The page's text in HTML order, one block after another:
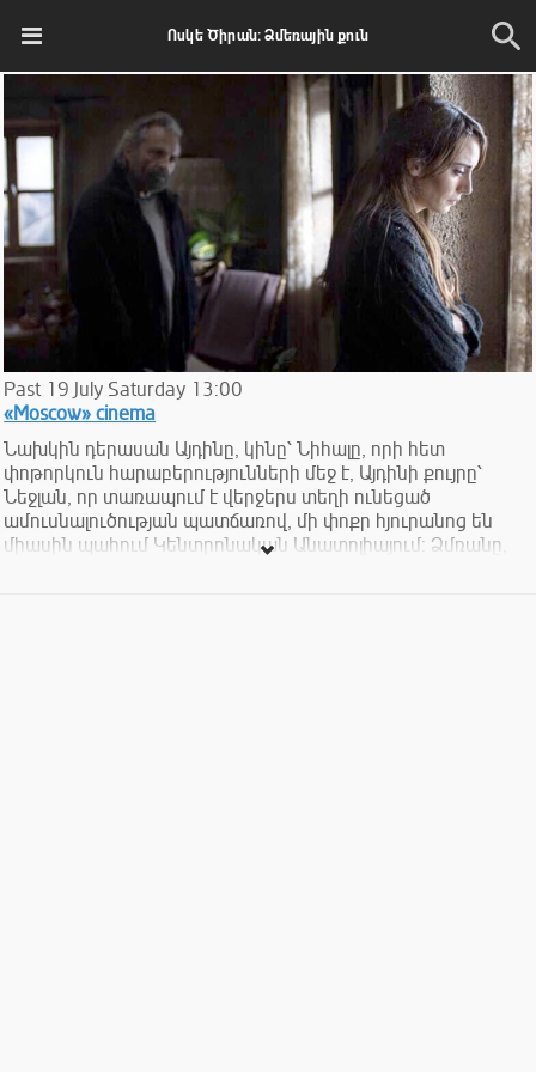
Ոսկե Ծիրան: Ձմեռային քուն
Past 19 July Saturday 13:00
«Moscow» cinema
Նախկին դերասան Այդինը, կինը՝ Նիհալը, որի հետ
փոթորկուն հարաբերությունների մեջ է, Այդինի քույրը՝
Նեջլան, որ տառապում է վերջերս տեղի ունեցած
ամուսնալուծության պատճառով, մի փոքր հյուրանոց են
միասին պահում Կենտրոնական Անատոլիայում: Ձմռանը,